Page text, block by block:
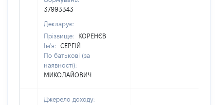
37993343
Декларує:
Прізвище:
КОРЕНЄВ
Ім'я:
СЕРГІЙ
По батькові (за
наявності):
МИКОЛАЙОВИЧ
Джерело доходу: